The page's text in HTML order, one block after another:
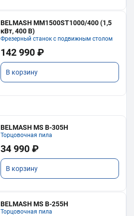
BELMASH MM1500ST1000/400 (1,5
кВт, 400 В)
Фрезерный станок с подвижным столом
142 990 ₽
В корзину
BELMASH MS B-305H
Торцовочная пила
34 990 ₽
В корзину
BELMASH MS B-255H
Торцовочная пила